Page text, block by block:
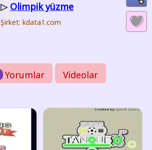
▷ Olimpik yüzme
Şirket: kdata1.com
Yorumlar Videolar